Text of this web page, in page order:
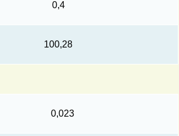
0,4
100,28
0,023